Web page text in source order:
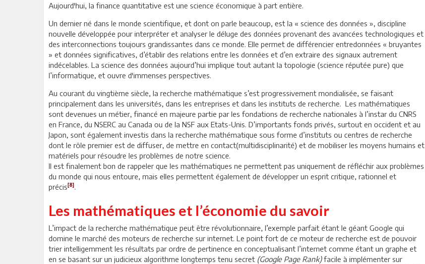
Aujourd'hui, la finance quantitative est une science économique à part entière.
Un dernier né dans le monde scientifique, et dont on parle beaucoup, est la « science des données », discipline
nouvelle développée pour interpréter et analyser le déluge des données provenant des avancées technologiques et
des interconnections toujours grandissantes dans ce monde. Elle permet de différencier entredonnées « bruyantes
» et données significatives, d’établir des relations entre les données et d’en extraire des signaux autrement
indécelables. La science des données aujourd’hui implique tout autant la topologie (science réputée pure) que
l’informatique, et ouvre d'immenses perspectives.
Au courant du vingtième siècle, la recherche mathématique s’est progressivement mondialisée, se faisant
principalement dans les universités, dans les entreprises et dans les instituts de recherche. Les mathématiques
sont devenues un métier, financé en majeure partie par les fondations de recherche nationales à l’instar du CNRS
en France, du NSERC au Canada ou de la NSF aux Etats-Unis. D’importants fonds privés, surtout en occident et au
Japon, sont également investis dans la recherche mathématique sous forme d’instituts ou centres de recherche
dont le rôle premier est de diffuser, de mettre en contact(multidisciplinarité) et de mobiliser les moyens humains et
matériels pour résoudre les problèmes de notre science.
Il est finalement bon de rappeler que les mathématiques ne permettent pas uniquement de réfléchir aux problèmes
du monde qui nous entoure, mais elles permettent également de développer un esprit critique, rationnel et
précis [8] .
Les mathématiques et l’économie du savoir
L’impact de la recherche mathématique peut être révolutionnaire, l’exemple parfait étant le géant Google qui
domine le marché des moteurs de recherche sur internet. Le point fort de ce moteur de recherche est de pouvoir
trier intelligemment les résultats par ordre de pertinence en conceptualisant l’internet comme étant un graphe et
en se basant sur un judicieux algorithme longtemps tenu secret (Google Page Rank)facile à implémenter sur